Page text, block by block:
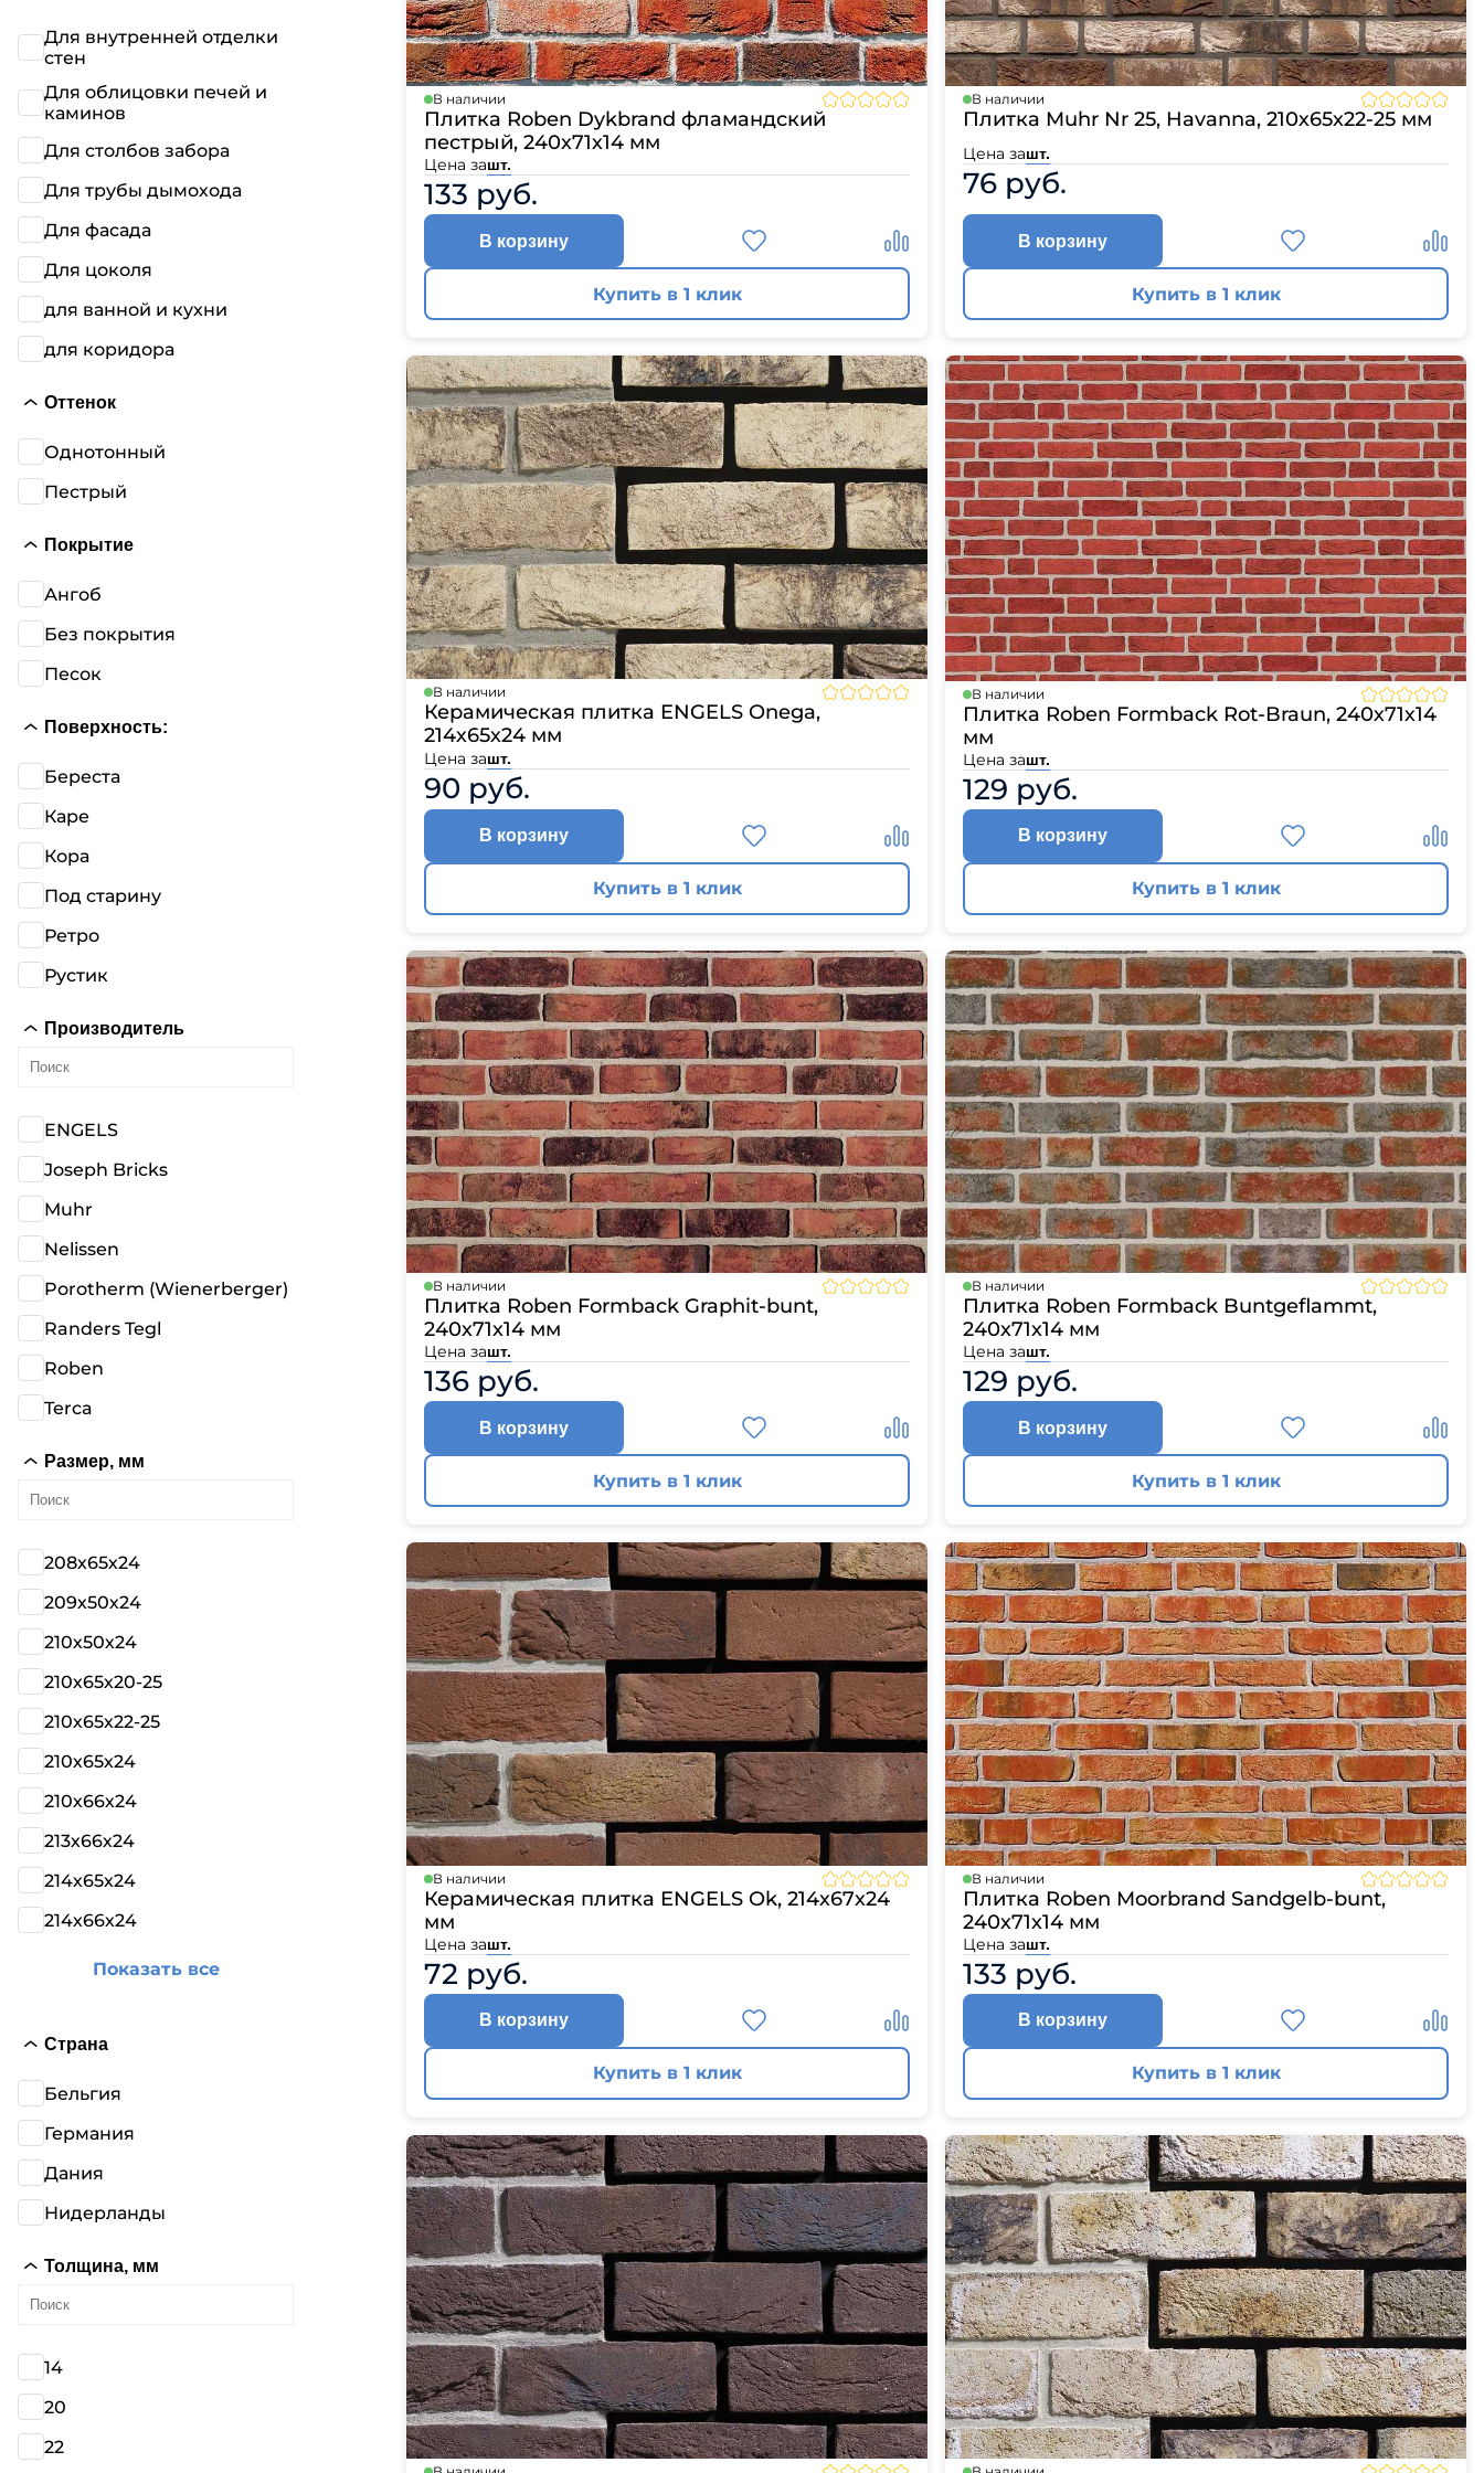
Для внутренней отделки
стен
Для облицовки печей и
каминов
Для столбов забора
Для трубы дымохода
Для фасада
Для цоколя
для ванной и кухни
для коридора
Оттенок
Однотонный
Пестрый
Покрытие
Ангоб
Без покрытия
Песок
Поверхность:
Береста
Каре
Кора
Под старину
Ретро
Рустик
Производитель
ENGELS
Joseph Bricks
Muhr
Nelissen
Porotherm (Wienerberger)
Randers Tegl
Roben
Terca
Размер, мм
208х65х24
209х50х24
210х50х24
210х65х20-25
210х65х22-25
210х65х24
210х66х24
213х66х24
214х65х24
214х66х24
Показать все
Страна
Бельгия
Германия
Дания
Нидерланды
Толщина, мм
14
20
22
В наличии
Плитка Roben Dykbrand фламандский
пестрый, 240х71х14 мм
Цена зашт.
133 руб.
В корзину
Купить в 1 клик
В наличии
Плитка Muhr Nr 25, Havanna, 210х65х22-25 мм
Цена зашт.
76 руб.
В корзину
Купить в 1 клик
В наличии
Керамическая плитка ENGELS Onega,
214х65х24 мм
Цена зашт.
90 руб.
В корзину
Купить в 1 клик
В наличии
Плитка Roben Formback Rot-Braun, 240х71х14
мм
Цена зашт.
129 руб.
В корзину
Купить в 1 клик
В наличии
Плитка Roben Formback Graphit-bunt,
240х71х14 мм
Цена зашт.
136 руб.
В корзину
Купить в 1 клик
В наличии
Плитка Roben Formback Buntgeflammt,
240х71х14 мм
Цена зашт.
129 руб.
В корзину
Купить в 1 клик
В наличии
Керамическая плитка ENGELS Ok, 214х67х24
мм
Цена зашт.
72 руб.
В корзину
Купить в 1 клик
В наличии
Плитка Roben Moorbrand Sandgelb-bunt,
240х71х14 мм
Цена зашт.
133 руб.
В корзину
Купить в 1 клик